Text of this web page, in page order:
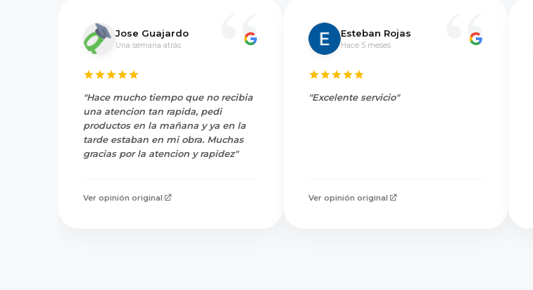
Jose Guajardo
Una semana atrás
"Hace mucho tiempo que no recibia
una atencion tan rapida, pedi
productos en la mañana y ya en la
tarde estaban en mi obra. Muchas
gracias por la atencion y rapidez"
Ver opinión original
Esteban Rojas
Hace 5 meses
"Excelente servicio"
Ver opinión original